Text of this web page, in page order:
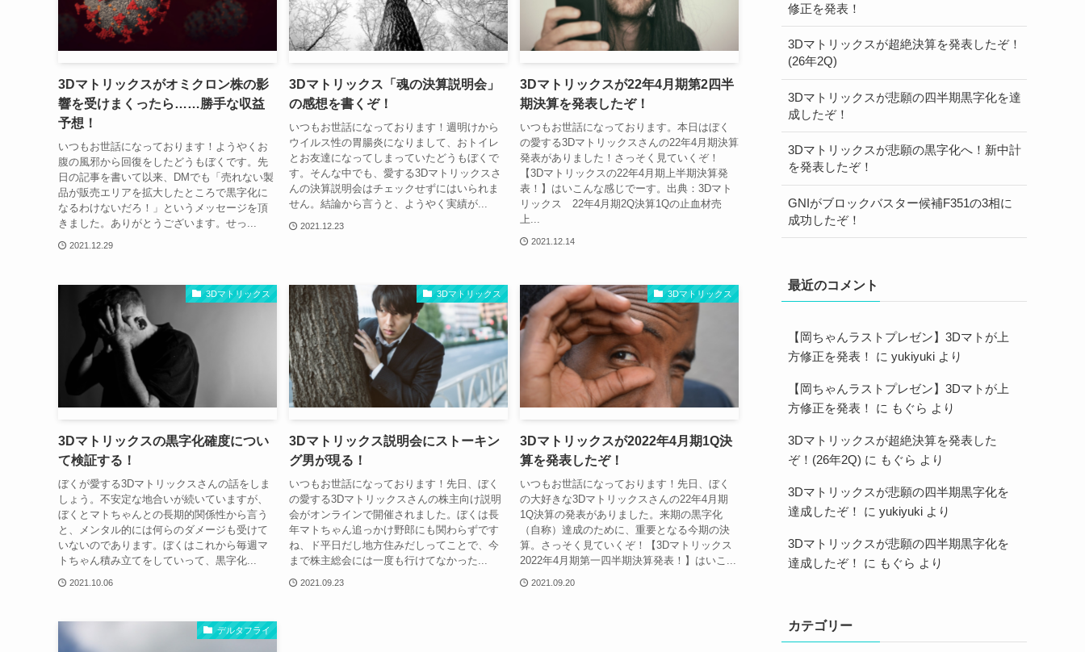
3Dマトリックスがオミクロン株の影
響を受けまくったら……勝手な収益
予想！
いつもお世話になっております！ようやくお
腹の風邪から回復をしたどうもぼくです。先
日の記事を書いて以来、DMでも「売れない製
品が販売エリアを拡大したところで黒字化に
なるわけないだろ！」というメッセージを頂
きました。ありがとうございます。せっ...
2021.12.29
3Dマトリックス「魂の決算説明会」
の感想を書くぞ！
いつもお世話になっております！週明けから
ウイルス性の胃腸炎になりまして、おトイレ
とお友達になってしまっていたどうもぼくで
す。そんな中でも、愛する3Dマトリックスさ
んの決算説明会はチェックせずにはいられま
せん。結論から言うと、ようやく実績が...
2021.12.23
3Dマトリックスが22年4月期第2四半
期決算を発表したぞ！
いつもお世話になっております。本日はぼく
の愛する3Dマトリックスさんの22年4月期決算
発表がありました！さっそく見ていくぞ！
【3Dマトリックスの22年4月期上半期決算発
表！】はいこんな感じでーす。出典：3Dマト
リックス 22年4月期2Q決算1Qの止血材売
上...
2021.12.14
3Dマトリックス
3Dマトリックスの黒字化確度につい
て検証する！
ぼくが愛する3Dマトリックスさんの話をしま
しょう。不安定な地合いが続いていますが、
ぼくとマトちゃんとの長期的関係性から言う
と、メンタル的には何らのダメージも受けて
いないのであります。ぼくはこれから毎週マ
トちゃん積み立てをしていって、黒字化...
2021.10.06
3Dマトリックス
3Dマトリックス説明会にストーキン
グ男が現る！
いつもお世話になっております！先日、ぼく
の愛する3Dマトリックスさんの株主向け説明
会がオンラインで開催されました。ぼくは長
年マトちゃん追っかけ野郎にも関わらずです
ね、ド平日だし地方住みだしってことで、今
まで株主総会には一度も行けてなかった...
2021.09.23
3Dマトリックス
3Dマトリックスが2022年4月期1Q決
算を発表したぞ！
いつもお世話になっております！先日、ぼく
の大好きな3Dマトリックスさんの22年4月期
1Q決算の発表がありました。来期の黒字化
（自称）達成のために、重要となる今期の決
算。さっそく見ていくぞ！【3Dマトリックス
2022年4月期第一四半期決算発表！】はいこ...
2021.09.20
デルタフライ
修正を発表！
3Dマトリックスが超絶決算を発表したぞ！
(26年2Q)
3Dマトリックスが悲願の四半期黒字化を達
成したぞ！
3Dマトリックスが悲願の黒字化へ！新中計
を発表したぞ！
GNIがブロックバスター候補F351の3相に
成功したぞ！
最近のコメント
【岡ちゃんラストプレゼン】3Dマトが上
方修正を発表！
に yukiyuki より
【岡ちゃんラストプレゼン】3Dマトが上
方修正を発表！
に もぐら より
3Dマトリックスが超絶決算を発表した
ぞ！(26年2Q) に もぐら より
3Dマトリックスが悲願の四半期黒字化を
達成したぞ！
に yukiyuki より
3Dマトリックスが悲願の四半期黒字化を
達成したぞ！
に もぐら より
カテゴリー